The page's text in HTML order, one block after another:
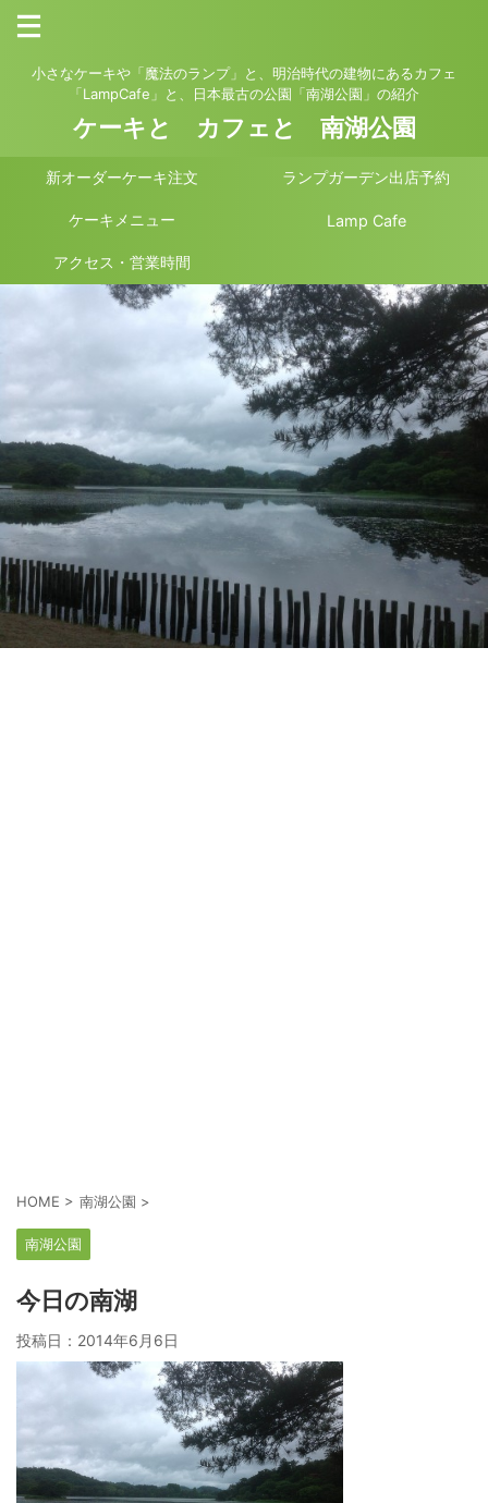
小さなケーキや「魔法のランプ」と、明治時代の建物にあるカフェ
「LampCafe」と、日本最古の公園「南湖公園」の紹介
ケーキと カフェと 南湖公園
新オーダーケーキ注文 ランプガーデン出店予約
ケーキメニュー Lamp Cafe
アクセス・営業時間
HOME > 南湖公園 >
南湖公園
今日の南湖
投稿日： 2014年6月6日